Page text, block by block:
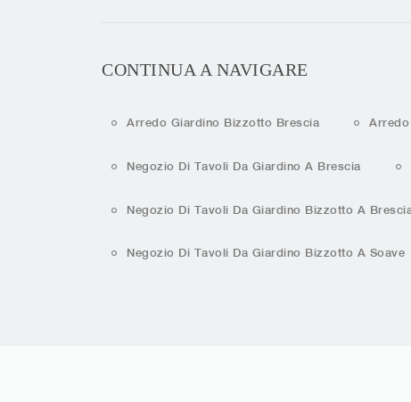
CONTINUA A NAVIGARE
Arredo Giardino Bizzotto Brescia
Negozio Di Tavoli Da Giardino A Brescia
Negozio Di Tavoli Da Giardino Bizzotto A
Negozio Di Tavoli Da Giardino Bizzotto A Soave